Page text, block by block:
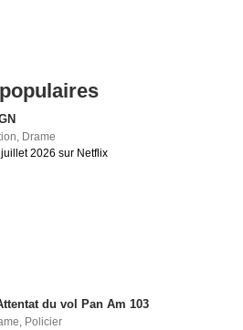
Drame
2026 sur Netflix
du vol Pan Am 103
, Policier